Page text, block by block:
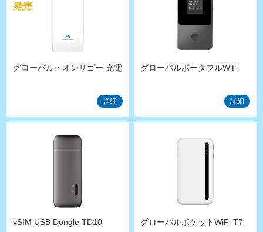
発売
グローバル・オンザゴー 充電
詳細
グローバルポータブルWiFi
詳細
vSIM USB Dongle TD10
グローバルポケットWiFi T7-